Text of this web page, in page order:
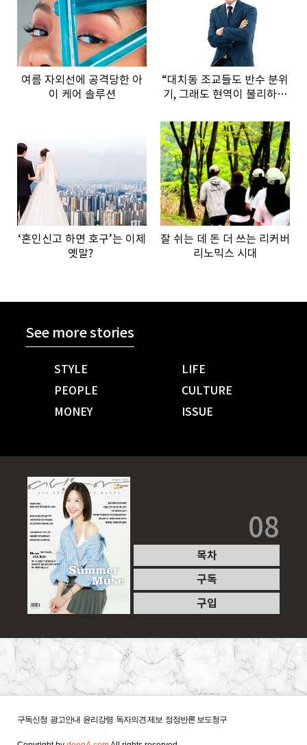
여름 자외선에 공격당한 아
이 케어 솔루션
“대치동 조교들도 반수 분위
기, 그래도 현역이 불리하지
‘혼인신고 하면 호구’는 이제
옛말?
잘 쉬는 데 돈 더 쓰는 리커버
리노믹스 시대
See more stories
STYLE
LIFE
PEOPLE
CULTURE
MONEY
ISSUE
08
목차
구독
구입
구독신청 광고안내 윤리강령 독자의견 제보 정정반론 보도청구